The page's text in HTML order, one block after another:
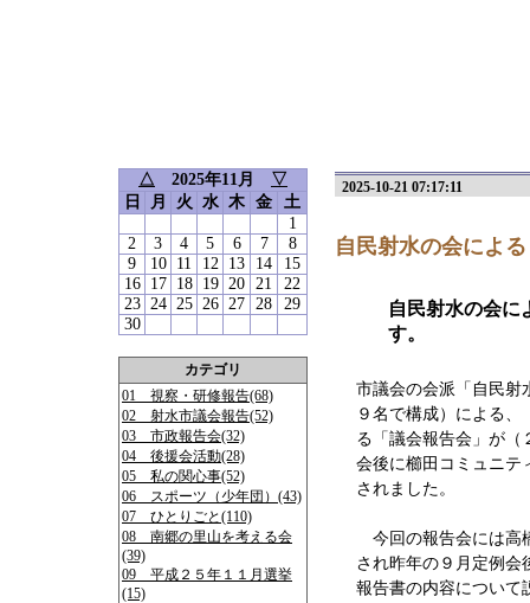
△ 2025年11月
▽
日
月 火 水 木 金
土
1
2
3 4 5 6 7
8
9
10 11 12 13 14
15
16
17 18 19 20 21
22
23 24 25 26 27 28
29
30
カテゴリ
01 視察・研修報告(68)
02 射水市議会報告(52)
03 市政報告会(32)
04 後援会活動(28)
05 私の関心事(52)
06 スポーツ（少年団）(43)
07 ひとりごと(110)
08 南郷の里山を考える会
(39)
09 平成２５年１１月選挙
(15)
2025-10-21 07:17:11
自民射水の会によ
自民射水の会に
す。
市議会の会派「自民
９名で構成）による
る「議会報告会」が（
会後に櫛田コミュニテ
されました。
今回の報告会には高
され昨年の９月定例
報告書の内容について